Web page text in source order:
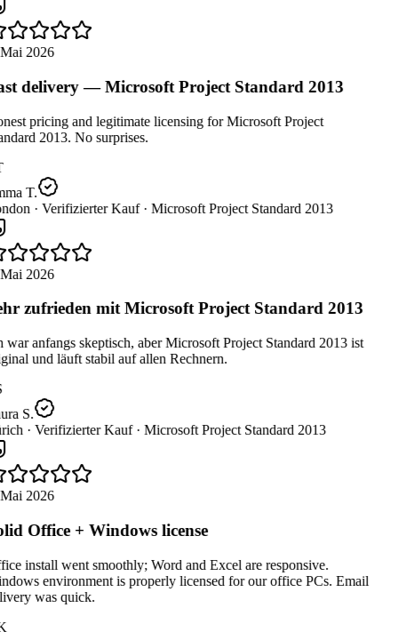
2026
delivery — Microsoft Project Standard 2013
pricing and legitimate licensing for Microsoft Project
2013. No surprises.
T.
· Verifizierter Kauf · Microsoft Project Standard 2013
2026
zufrieden mit Microsoft Project Standard 2013
war anfangs skeptisch, aber Microsoft Project Standard 2013 ist
und läuft stabil auf allen Rechnern.
S.
· Verifizierter Kauf · Microsoft Project Standard 2013
2026
Office + Windows license
install went smoothly; Word and Excel are responsive.
environment is properly licensed for our office PCs. Email
was quick.